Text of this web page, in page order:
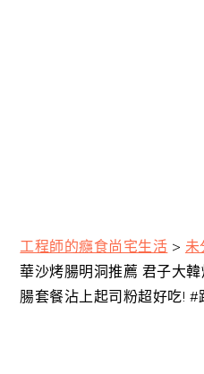
工程師的癮食尚宅生活 > 未
華沙烤腸明洞推薦 君子大
腸套餐沾上起司粉超好吃! #